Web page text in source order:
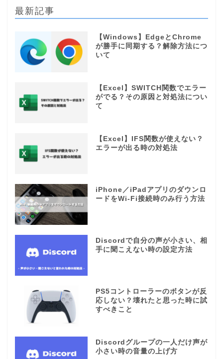
最新記事
【Windows】EdgeとChrome
が勝手に同期する？解除方法につ
いて
【Excel】SWITCH関数でエラー
がでる？その原因と対処法につい
て
【Excel】IFS関数が使えない？
エラーが出る時の対処法
iPhone／iPadアプリのダウンロ
ードをWi-Fi接続時のみ行う方法
Discordで自分の声が小さい、相
手に聞こえない時の設定方法
PS5コントローラーのボタンが反
応しない？壊れたと思った時に試
すべきこと
Discordグループの一人だけ声が
小さい時の音量の上げ方